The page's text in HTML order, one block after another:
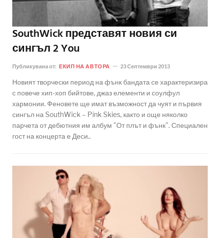
SouthWick представят новия си
сингъл 2 You
Публикувана от: ЕКИП НА АВТОРА 23 Септември 2013
Новият творчески период на фънк бандата се характеризира
с повече хип-хоп бийтове, джаз елементи и соулфул
хармонии. Феновете ще имат възможност да чуят и първия
сингъл на SouthWick – Pink Skies, както и още няколко
парчета от дебютния им албум "От плът и фънк". Специален
гост на концерта е Деси..